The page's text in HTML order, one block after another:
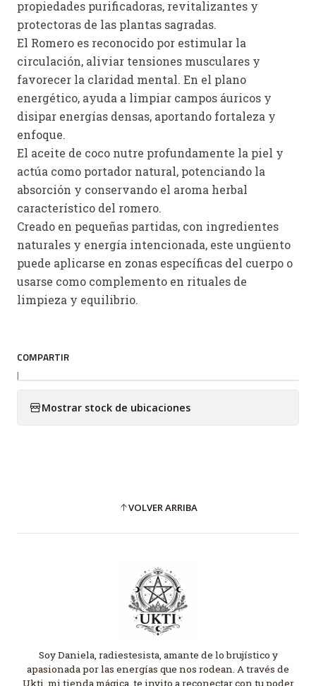
propiedades purificadoras, revitalizantes y
protectoras de las plantas sagradas.
El Romero es reconocido por estimular la
circulación, aliviar tensiones musculares y
favorecer la claridad mental. En el plano
energético, ayuda a limpiar campos áuricos y
disipar energías densas, aportando fortaleza y
enfoque.
El aceite de coco nutre profundamente la piel y
actúa como portador natural, potenciando la
absorción y conservando el aroma herbal
característico del romero.
Creado en pequeñas partidas, con ingredientes
naturales y energía intencionada, este ungüento
puede aplicarse en zonas específicas del cuerpo o
usarse como complemento en rituales de
limpieza y equilibrio.
COMPARTIR
|
Mostrar stock de ubicaciones
VOLVER ARRIBA
Soy Daniela, radiestesista, amante de lo brujístico y
apasionada por las energías que nos rodean. A través de
Ukti, mi tienda mágica, te invito a reconectar con tu poder